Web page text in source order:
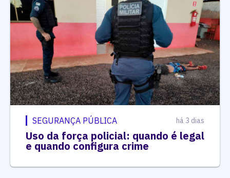
SEGURANÇA PÚBLICA há 3 dias
Uso da força policial: quando é legal
e quando configura crime